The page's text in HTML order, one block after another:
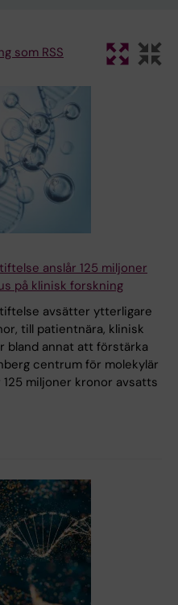
som RSS
anslår 125 miljoner
på klinisk forskning
avsätter ytterligare
till patientnära, klinisk
bland annat att förstärka
centrum för molekylär
miljoner kronor avsatts